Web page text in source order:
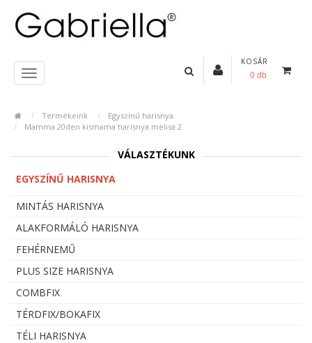
KOSÁR
0 db
Termékeink
Egyszínű harisnya
Mamma 20den kismama harisnya melisa 2
VÁLASZTÉKUNK
EGYSZÍNŰ HARISNYA
MINTÁS HARISNYA
ALAKFORMÁLÓ HARISNYA
FEHÉRNEMŰ
PLUS SIZE HARISNYA
COMBFIX
TÉRDFIX/BOKAFIX
TÉLI HARISNYA